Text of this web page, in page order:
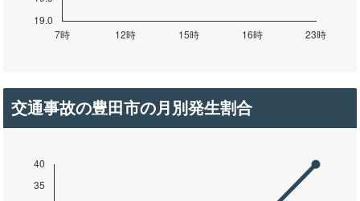
交通事故の豊田市の月別発生割合